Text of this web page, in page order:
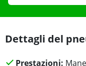
Dettagli del
Prestazioni: